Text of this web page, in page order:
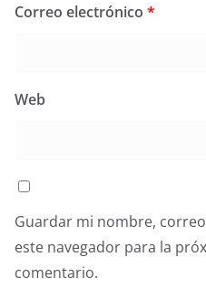
Correo electrónico *
Web
Guardar mi nombre,
este navegador para la
comentario.